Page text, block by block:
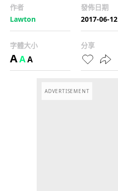
作者
Lawton
發佈日期
2017-06-12
字體大小
AAA
分享
ADVERTISEMENT